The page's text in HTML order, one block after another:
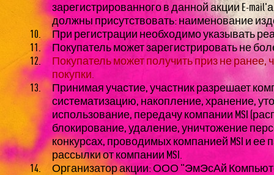
зарегистрированного в данной акции E-
должны присутствовать: наименование
При регистрации необходимо указывать
Покупатель может зарегистрировать не
Покупатель может получить приз не ранее,
покупки.
Принимая участие, участник разрешает
систематизацию, накопление, хранение,
использование, передачу компании MSI
блокирование, удаление, уничтожение
конкурсах, проводимых компанией MSI и
рассылки от компании MSI.
Организатор акции: ООО "ЭмЭсАй